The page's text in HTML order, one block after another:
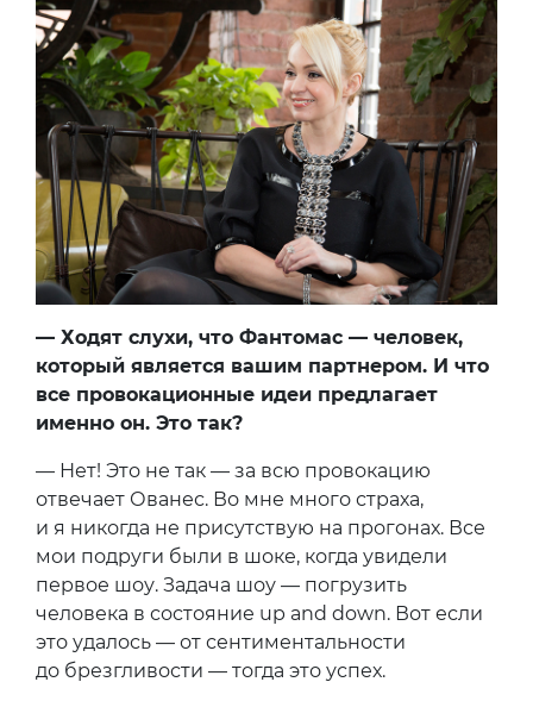
— Ходят слухи, что Фантомас — человек,
который является вашим партнером. И что
все провокационные идеи предлагает
именно он. Это так?
— Нет! Это не так — за всю провокацию
отвечает Ованес. Во мне много страха,
и я никогда не присутствую на прогонах. Все
мои подруги были в шоке, когда увидели
первое шоу. Задача шоу — погрузить
человека в состояние up and down. Вот если
это удалось — от сентиментальности
до брезгливости — тогда это успех.